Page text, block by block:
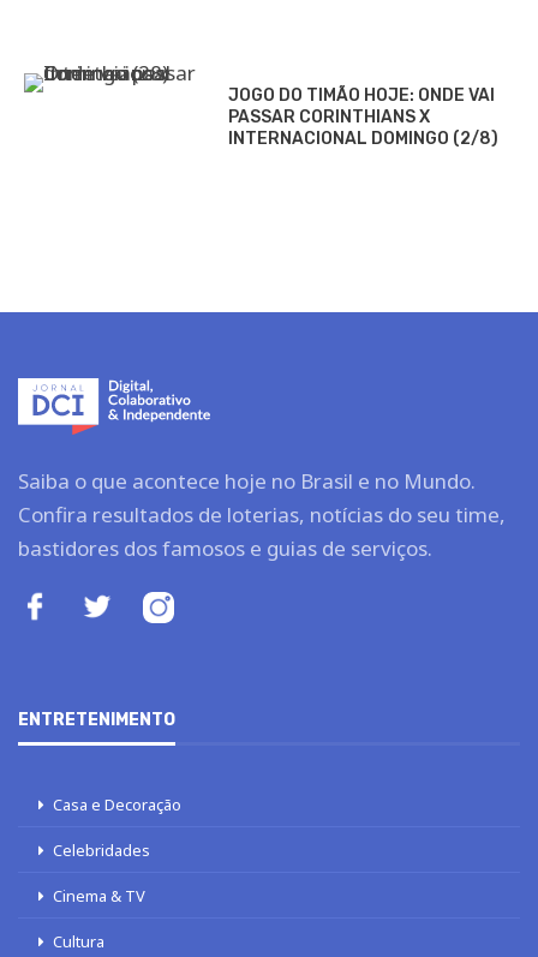
JOGO DO TIMÃO HOJE: ONDE VAI
PASSAR CORINTHIANS X
INTERNACIONAL DOMINGO (2/8)
Saiba o que acontece hoje no Brasil e no Mundo.
Confira resultados de loterias, notícias do seu time,
bastidores dos famosos e guias de serviços.
ENTRETENIMENTO
Casa e Decoração
Celebridades
Cinema & TV
Cultura